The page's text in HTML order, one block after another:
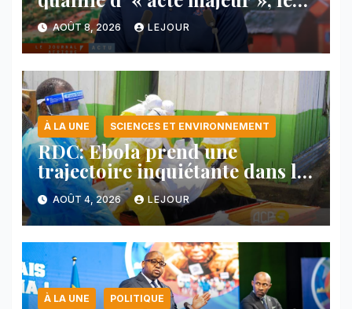
protocole de désarmement des
FDLR
AOÛT 8, 2026 LEJOUR
À LA UNE SCIENCES ET ENVIRONNEMENT
RDC: Ebola prend une
trajectoire inquiétante dans le
nord-est du pays
AOÛT 4, 2026 LEJOUR
À LA UNE POLITIQUE